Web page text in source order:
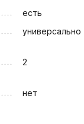
есть
универсально
2
нет